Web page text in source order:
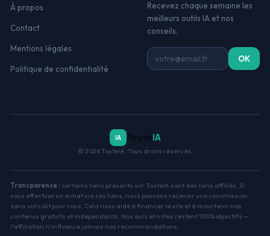
À propos
Contact
Mentions légales
Politique de confidentialité
Recevez chaque semaine les
meilleurs outils IA et nos
conseils.
Adresse email OK
IA Toute IA
© 2026 TouteIA. Tous droits réservés.
Transparence :certains liens présents sur TouteIA sont des liens affiliés. Si
vous effectuez un achat via ces liens, nous pouvons recevoir une commission
sans surcoût pour vous. Cela nous aide à financer le site et à maintenir nos
contenus gratuits et indépendants. Nos avis et notes restent 100% objectifs —
l'affiliation n'influence jamais nos recommandations.